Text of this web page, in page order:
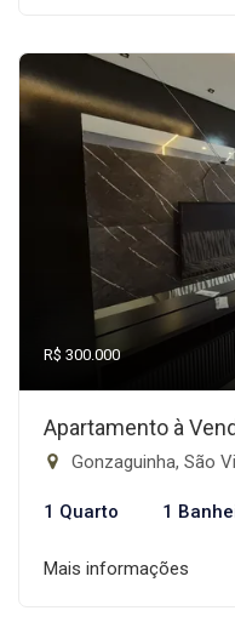
R$ 300.000
Apartamento à
Gonzaguinha, São
1 Quarto 1
Mais informações